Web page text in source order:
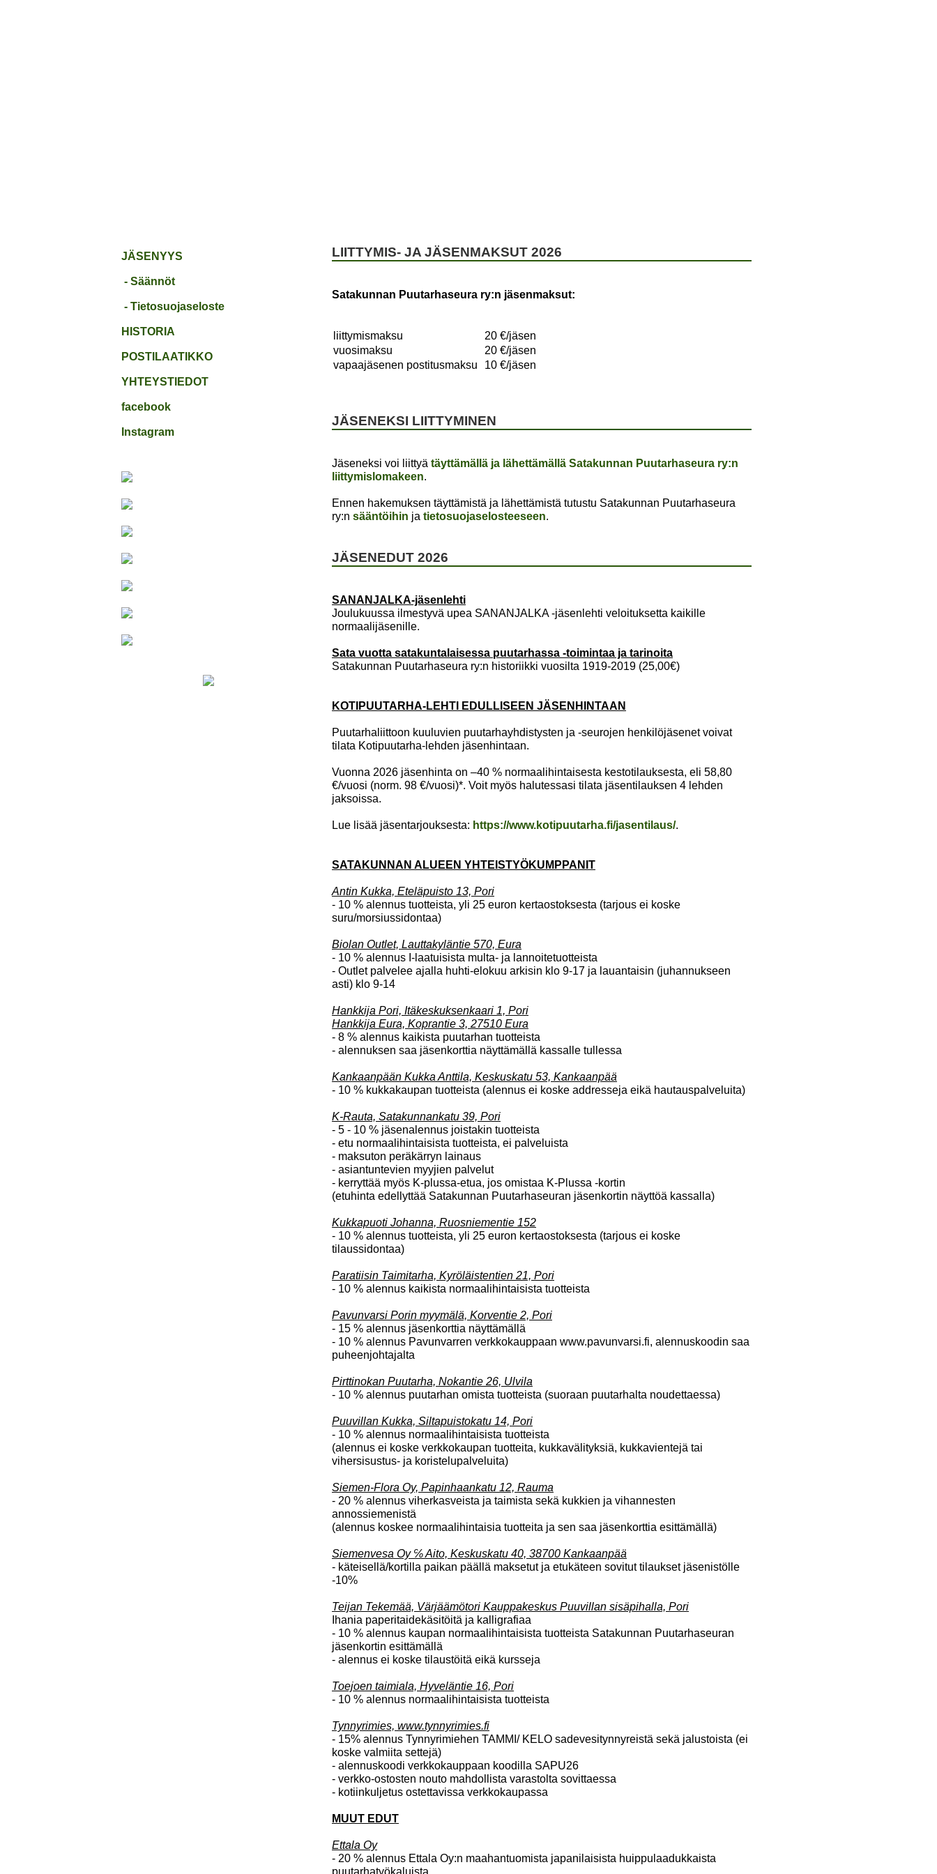
JÄSENYYS
- Säännöt
- Tietosuojaseloste
HISTORIA
POSTILAATIKKO
YHTEYSTIEDOT
facebook
Instagram
LIITTYMIS- JA JÄSENMAKSUT 2026
Satakunnan Puutarhaseura ry:n jäsenmaksut:
liittymismaksu
20 €/jäsen
vuosimaksu
20 €/jäsen
vapaajäsenen postitusmaksu
10 €/jäsen
JÄSENEKSI LIITTYMINEN
Jäseneksi voi liittyä täyttämällä ja lähettämällä Satakunnan Puutarhaseura ry:n
liittymislomakeen.
Ennen hakemuksen täyttämistä ja lähettämistä tutustu Satakunnan Puutarhaseura
ry:n sääntöihin ja tietosuojaselosteeseen.
JÄSENEDUT 2026
SANANJALKA-jäsenlehti
Joulukuussa ilmestyvä upea SANANJALKA -jäsenlehti veloituksetta kaikille
normaalijäsenille.
Sata vuotta satakuntalaisessa puutarhassa -toimintaa ja tarinoita
Satakunnan Puutarhaseura ry:n historiikki vuosilta 1919-2019 (25,00€)
KOTIPUUTARHA-LEHTI EDULLISEEN JÄSENHINTAAN
Puutarhaliittoon kuuluvien puutarhayhdistysten ja -seurojen henkilöjäsenet voivat
tilata Kotipuutarha-lehden jäsenhintaan.
Vuonna 2026 jäsenhinta on –40 % normaalihintaisesta kestotilauksesta, eli 58,80
€/vuosi (norm. 98 €/vuosi)*. Voit myös halutessasi tilata jäsentilauksen 4 lehden
jaksoissa.
Lue lisää jäsentarjouksesta: https://www.kotipuutarha.fi/jasentilaus/.
SATAKUNNAN ALUEEN YHTEISTYÖKUMPPANIT
Antin Kukka, Eteläpuisto 13, Pori
- 10 % alennus tuotteista, yli 25 euron kertaostoksesta (tarjous ei koske
suru/morsiussidontaa)
Biolan Outlet, Lauttakyläntie 570, Eura
- 10 % alennus I-laatuisista multa- ja lannoitetuotteista
- Outlet palvelee ajalla huhti-elokuu arkisin klo 9-17 ja lauantaisin (juhannukseen
asti) klo 9-14
Hankkija Pori, Itäkeskuksenkaari 1, Pori
Hankkija Eura, Koprantie 3, 27510 Eura
- 8 % alennus kaikista puutarhan tuotteista
- alennuksen saa jäsenkorttia näyttämällä kassalle tullessa
Kankaanpään Kukka Anttila, Keskuskatu 53, Kankaanpää
- 10 % kukkakaupan tuotteista (alennus ei koske addresseja eikä hautauspalveluita)
K-Rauta, Satakunnankatu 39, Pori
- 5 - 10 % jäsenalennus joistakin tuotteista
- etu normaalihintaisista tuotteista, ei palveluista
- maksuton peräkärryn lainaus
- asiantuntevien myyjien palvelut
- kerryttää myös K-plussa-etua, jos omistaa K-Plussa -kortin
(etuhinta edellyttää Satakunnan Puutarhaseuran jäsenkortin näyttöä kassalla)
Kukkapuoti Johanna, Ruosniementie 152
- 10 % alennus tuotteista, yli 25 euron kertaostoksesta (tarjous ei koske
tilaussidontaa)
Paratiisin Taimitarha, Kyröläistentien 21, Pori
- 10 % alennus kaikista normaalihintaisista tuotteista
Pavunvarsi Porin myymälä, Korventie 2, Pori
- 15 % alennus jäsenkorttia näyttämällä
- 10 % alennus Pavunvarren verkkokauppaan www.pavunvarsi.fi, alennuskoodin saa
puheenjohtajalta
Pirttinokan Puutarha, Nokantie 26, Ulvila
- 10 % alennus puutarhan omista tuotteista (suoraan puutarhalta noudettaessa)
Puuvillan Kukka, Siltapuistokatu 14, Pori
- 10 % alennus normaalihintaisista tuotteista
(alennus ei koske verkkokaupan tuotteita, kukkavälityksiä, kukkavientejä tai
vihersisustus- ja koristelupalveluita)
Siemen-Flora Oy, Papinhaankatu 12, Rauma
- 20 % alennus viherkasveista ja taimista sekä kukkien ja vihannesten
annossiemenistä
(alennus koskee normaalihintaisia tuotteita ja sen saa jäsenkorttia esittämällä)
Siemenvesa Oy ℅ Aito, Keskuskatu 40, 38700 Kankaanpää
- käteisellä/kortilla paikan päällä maksetut ja etukäteen sovitut tilaukset jäsenistölle
-10%
Teijan Tekemää, Värjäämötori Kauppakeskus Puuvillan sisäpihalla, Pori
Ihania paperitaidekäsitöitä ja kalligrafiaa
- 10 % alennus kaupan normaalihintaisista tuotteista Satakunnan Puutarhaseuran
jäsenkortin esittämällä
- alennus ei koske tilaustöitä eikä kursseja
Toejoen taimiala, Hyveläntie 16, Pori
- 10 % alennus normaalihintaisista tuotteista
Tynnyrimies, www.tynnyrimies.fi
- 15% alennus Tynnyrimiehen TAMMI/ KELO sadevesitynnyreistä sekä jalustoista (ei
koske valmiita settejä)
- alennuskoodi verkkokauppaan koodilla SAPU26
- verkko-ostosten nouto mahdollista varastolta sovittaessa
- kotiinkuljetus ostettavissa verkkokaupassa
MUUT EDUT
Ettala Oy
- 20 % alennus Ettala Oy:n maahantuomista japanilaisista huippulaadukkaista
puutarhatyökaluista